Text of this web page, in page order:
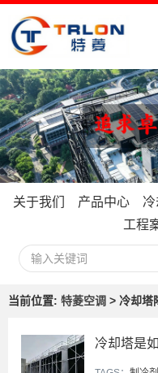
关于我们 产品中心
工程
当前位置: 特菱空调 > 冷却塔
冷却塔是